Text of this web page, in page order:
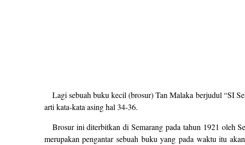
Lagi sebuah buku kecil (brosur) Tan Malaka berjudul “SI
arti kata-kata asing hal 34-36.
Brosur ini diterbitkan di Semarang pada tahun 1921 oleh
merupakan pengantar sebuah buku yang pada waktu itu